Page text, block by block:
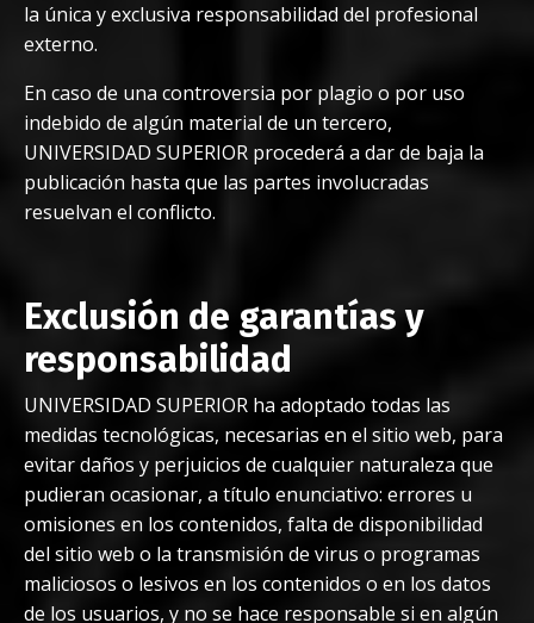
la única y exclusiva responsabilidad del profesional
externo.
En caso de una controversia por plagio o por uso
indebido de algún material de un tercero,
UNIVERSIDAD SUPERIOR procederá a dar de baja la
publicación hasta que las partes involucradas
resuelvan el conflicto.
Exclusión de garantías y
responsabilidad
UNIVERSIDAD SUPERIOR ha adoptado todas las
medidas tecnológicas, necesarias en el sitio web, para
evitar daños y perjuicios de cualquier naturaleza que
pudieran ocasionar, a título enunciativo: errores u
omisiones en los contenidos, falta de disponibilidad
del sitio web o la transmisión de virus o programas
maliciosos o lesivos en los contenidos o en los datos
de los usuarios, y no se hace responsable si en algún